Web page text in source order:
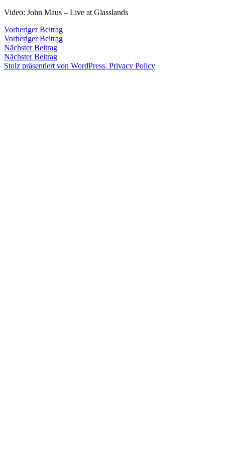
Zum
springen
von
Juli
20114.
Januar
2020
einen
Kommentar
zu
Video: John Maus – Live at Glasslands
Veröffentlicht
von
snhpfr
22.
Juli
20114.
Januar
Veröffentlicht
in
Uncategorized
Schlagwörter:
♥,
an
infinite
love,
Beitragsnavigation
Vorheriger BeitragVorheriger
Beitrag:
Vorheriger Beitrag
Nächster BeitragNächster
Beitrag:
Nächster Beitrag
Stolz präsentiert von WordPress. Privacy Policy